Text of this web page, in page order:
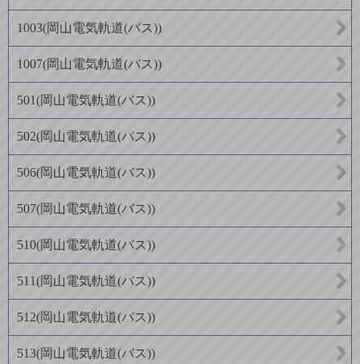
1003(岡山電気軌道(バス))
1007(岡山電気軌道(バス))
501(岡山電気軌道(バス))
502(岡山電気軌道(バス))
506(岡山電気軌道(バス))
507(岡山電気軌道(バス))
510(岡山電気軌道(バス))
511(岡山電気軌道(バス))
512(岡山電気軌道(バス))
513(岡山電気軌道(バス))